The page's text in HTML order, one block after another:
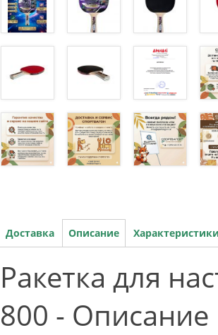
Доставка Описание Характеристики
Ракетка для
800 - Описание